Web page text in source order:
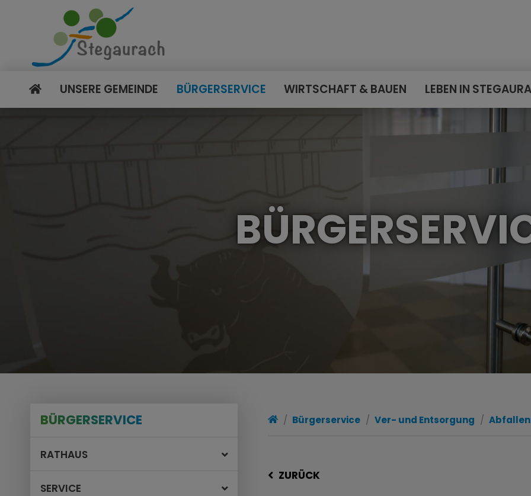
UNSERE GEMEINDE BÜRGERSERVICE WIRTSCHAFT & BAUEN LEBEN IN
BÜRGERSERVICE
RATHAUS
SERVICE
Bürgerservice Ver- und Entsorgung
ZURÜCK